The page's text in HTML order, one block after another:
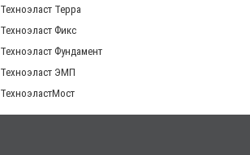
Техноэласт Терра
Техноэласт Фикс
Техноэласт Фундамент
Техноэласт ЭМП
ТехноэластМост